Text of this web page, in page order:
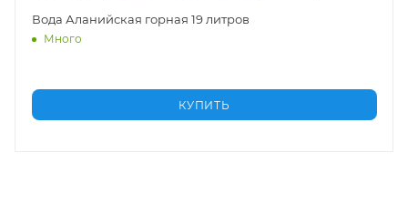
Вода Аланийская горная 19 литров
Много
КУПИТЬ